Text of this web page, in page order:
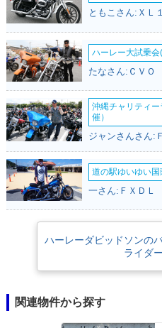
ハーレー大試乗
沖縄チャリティ
催）
道の駅ゆいゆい国
ハーレーダビッドソンの
ライダ
関連物件から探す